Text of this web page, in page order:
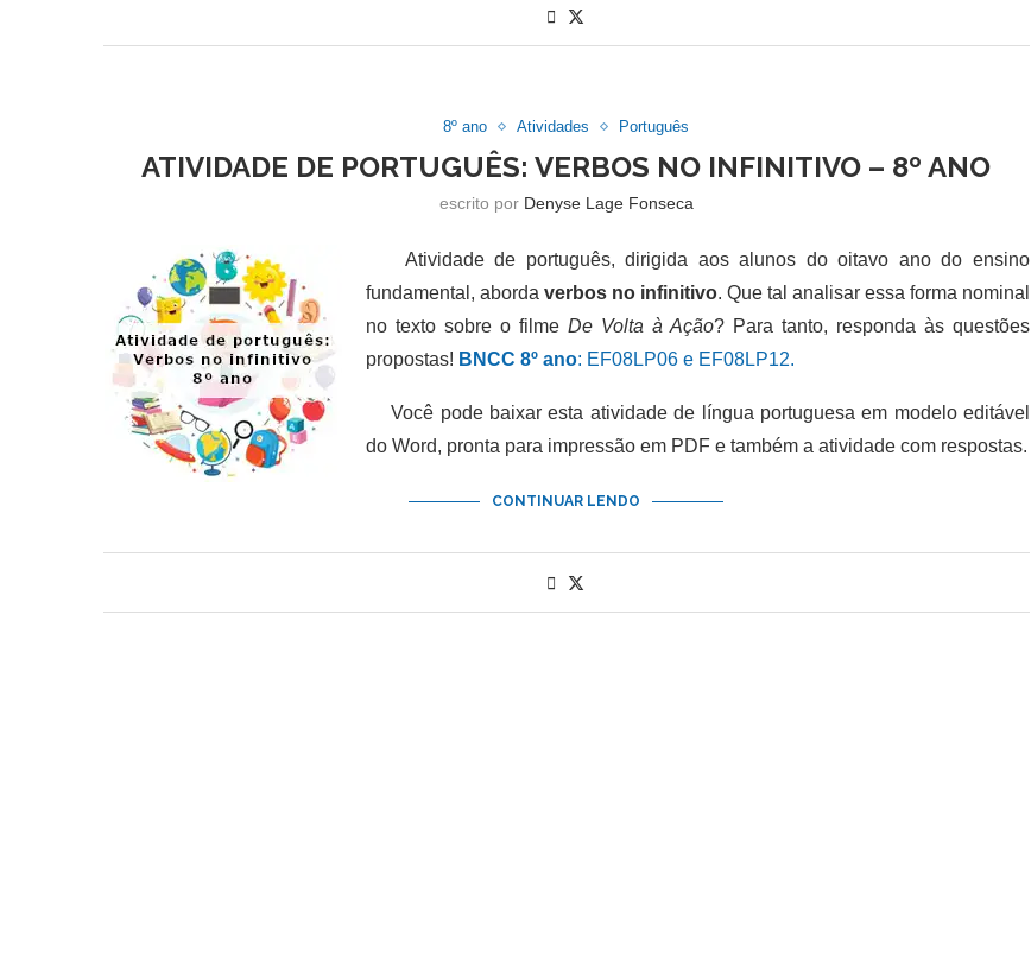
8º ano Atividades Português
ATIVIDADE DE PORTUGUÊS: VERBOS NO INFINITIVO – 8º ANO
escrito por Denyse Lage Fonseca
Atividade de português, dirigida aos alunos do oitavo ano do ensino
fundamental, aborda verbos no infinitivo. Que tal analisar essa forma nominal
no texto sobre o filme De Volta à Ação? Para tanto, responda às questões
propostas! BNCC 8º ano: EF08LP06 e EF08LP12.
Você pode baixar esta atividade de língua portuguesa em modelo editável
do Word, pronta para impressão em PDF e também a atividade com respostas.
CONTINUAR LENDO